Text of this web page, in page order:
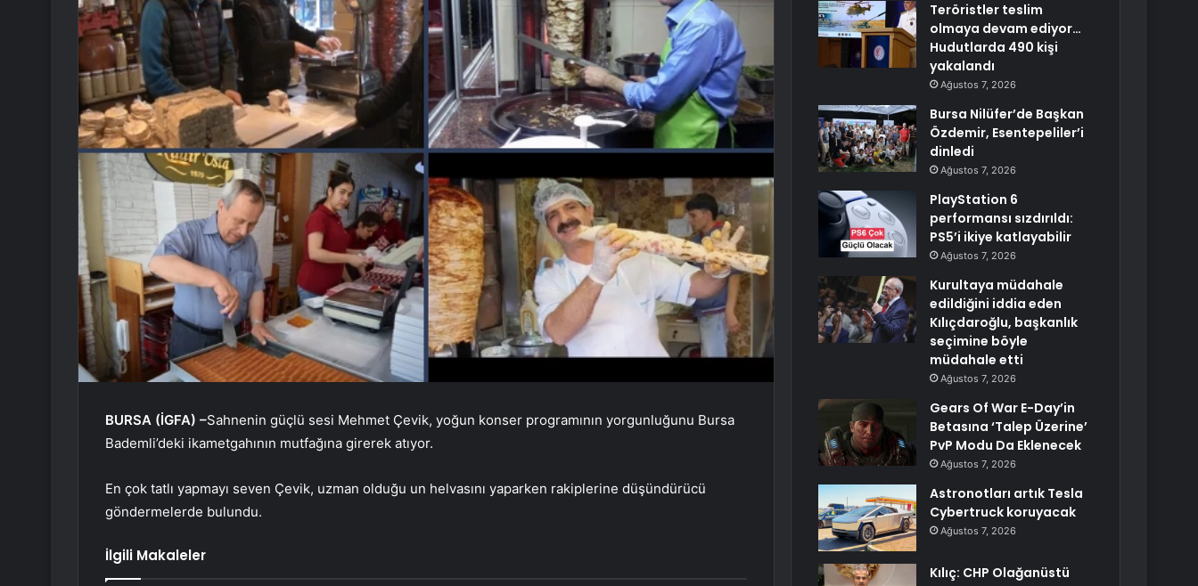
BURSA (İGFA) –Sahnenin güçlü sesi Mehmet Çevik, yoğun konser programının yorgunluğunu Bursa
Bademli’deki ikametgahının mutfağına girerek atıyor.
En çok tatlı yapmayı seven Çevik, uzman olduğu un helvasını yaparken rakiplerine düşündürücü
göndermelerde bulundu.
İlgili Makaleler
Teröristler teslim
olmaya devam ediyor…
Hudutlarda 490 kişi
yakalandı
Ağustos 7, 2026
Bursa Nilüfer’de Başkan
Özdemir, Esentepeliler’i
dinledi
Ağustos 7, 2026
PlayStation 6
performansı sızdırıldı:
PS5’i ikiye katlayabilir
Ağustos 7, 2026
Kurultaya müdahale
edildiğini iddia eden
Kılıçdaroğlu, başkanlık
seçimine böyle
müdahale etti
Ağustos 7, 2026
Gears Of War E-Day’in
Betasına ‘Talep Üzerine’
PvP Modu Da Eklenecek
Ağustos 7, 2026
Astronotları artık Tesla
Cybertruck koruyacak
Ağustos 7, 2026
Kılıç: CHP Olağanüstü